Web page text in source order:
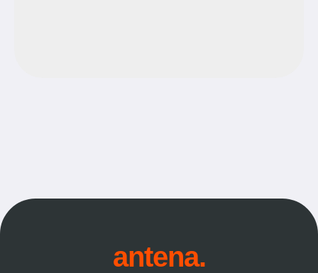
antena.